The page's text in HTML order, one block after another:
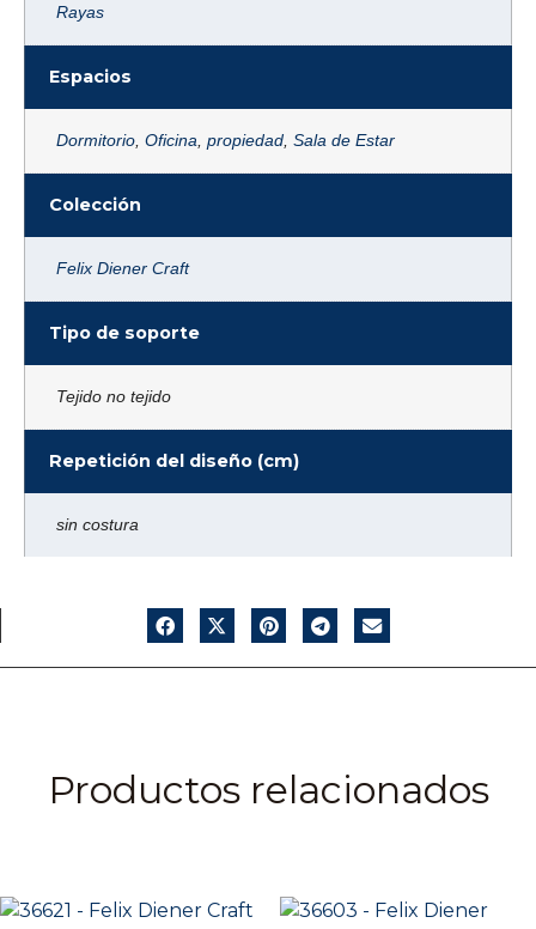
Rayas
Espacios
Dormitorio Oficina propiedad Sala de Estar
Colección
Felix Diener Craft
Tipo de soporte
Tejido no tejido
Repetición del diseño (cm)
sin costura
Productos relacionados